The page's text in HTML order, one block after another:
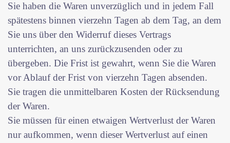
Sie haben die Waren unverzüglich und in jedem Fall
spätestens binnen vierzehn Tagen ab dem Tag, an dem
Sie uns über den Widerruf dieses Vertrags
unterrichten, an uns zurückzusenden oder zu
übergeben. Die Frist ist gewahrt, wenn Sie die Waren
vor Ablauf der Frist von vierzehn Tagen absenden.
Sie tragen die unmittelbaren Kosten der Rücksendung
der Waren.
Sie müssen für einen etwaigen Wertverlust der Waren
nur aufkommen, wenn dieser Wertverlust auf einen